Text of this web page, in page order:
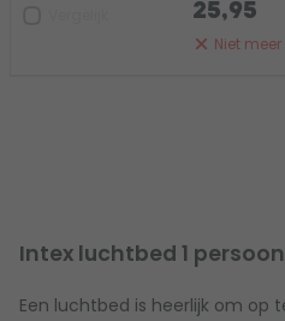
Niet
25,95
Intex luchtbed 1
Een luchtbed is heerlijk om op